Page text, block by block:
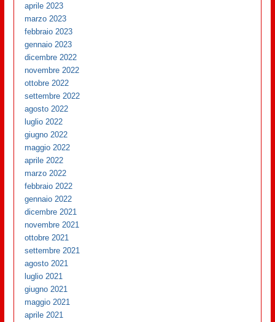
aprile 2023
marzo 2023
febbraio 2023
gennaio 2023
dicembre 2022
novembre 2022
ottobre 2022
settembre 2022
agosto 2022
luglio 2022
giugno 2022
maggio 2022
aprile 2022
marzo 2022
febbraio 2022
gennaio 2022
dicembre 2021
novembre 2021
ottobre 2021
settembre 2021
agosto 2021
luglio 2021
giugno 2021
maggio 2021
aprile 2021